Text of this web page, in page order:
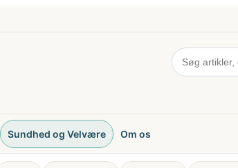
Sundhed og Velvære Om os